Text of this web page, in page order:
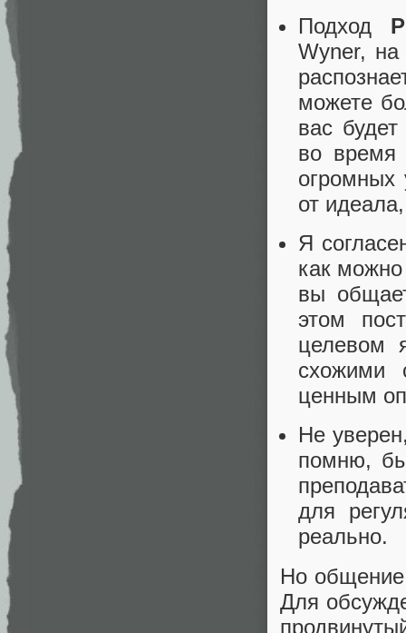
Подход
Wyner,
можете
вас
во время
от
Я
как
вы
этом
целевом
схожими
ценным
Не
помню,
для
реально.
Но
Для